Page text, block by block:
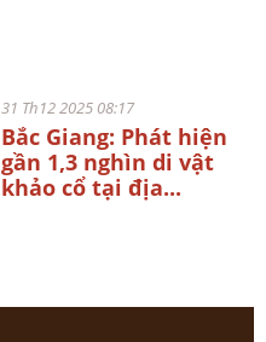
31 Th12 2025 08:17
Bắc Giang: Phát hiện
gần 1,3 nghìn di vật
khảo cổ tại địa...